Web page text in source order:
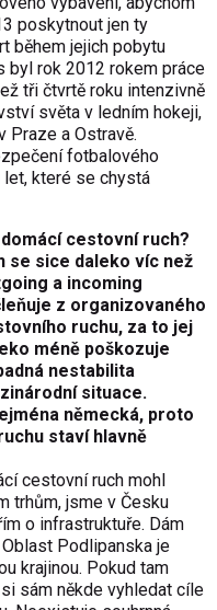
poskytnout jen ty
během jejich pobytu
byl rok 2012 rokem práce
tři čtvrtě roku intenzivně
světa v ledním hokeji,
Praze a Ostravě.
fotbalového
které se chystá
cestovní ruch?
se sice daleko víc než
a incoming
z organizovaného
ruchu, za to jej
méně poškozuje
nestabilita
situace.
německá, proto
staví hlavně
cestovní ruch mohl
trhům, jsme v Česku
o infrastruktuře. Dám
Podlipanska je
krajinou. Pokud tam
sám někde vyhledat cíle